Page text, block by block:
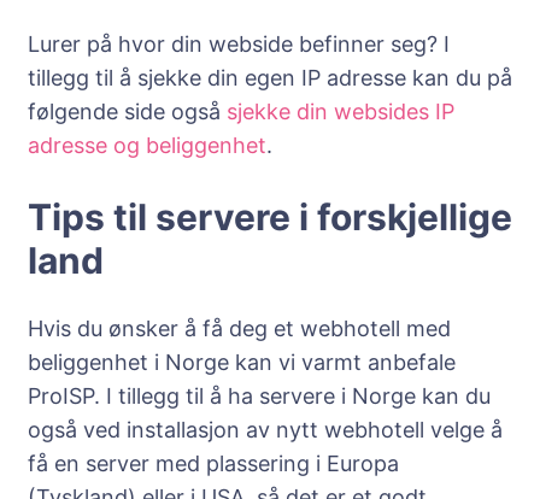
Lurer på hvor din webside befinner seg? I
tillegg til å sjekke din egen IP adresse kan du på
følgende side også sjekke din websides IP
adresse og beliggenhet.
Tips til servere i forskjellige
land
Hvis du ønsker å få deg et webhotell med
beliggenhet i Norge kan vi varmt anbefale
ProISP. I tillegg til å ha servere i Norge kan du
også ved installasjon av nytt webhotell velge å
få en server med plassering i Europa